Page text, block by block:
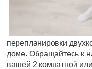
перепланировки
доме. Обращайтесь к
вашей 2 комнатной